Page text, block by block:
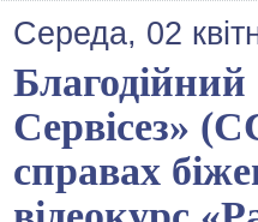
Середа, 02
Сервісез»
справах